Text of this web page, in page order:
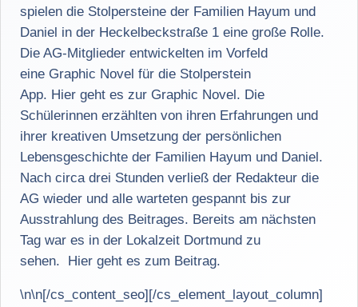
spielen die Stolpersteine der Familien Hayum und
Daniel in der Heckelbeckstraße 1 eine große Rolle.
Die AG-Mitglieder entwickelten im Vorfeld
eine Graphic Novel für die Stolperstein
App. Hier geht es zur Graphic Novel. Die
Schülerinnen erzählten von ihren Erfahrungen und
ihrer kreativen Umsetzung der persönlichen
Lebensgeschichte der Familien Hayum und Daniel.
Nach circa drei Stunden verließ der Redakteur die
AG wieder und alle warteten gespannt bis zur
Ausstrahlung des Beitrages. Bereits am nächsten
Tag war es in der Lokalzeit Dortmund zu
sehen. Hier geht es zum Beitrag.
\n\n[/cs_content_seo][/cs_element_layout_column]